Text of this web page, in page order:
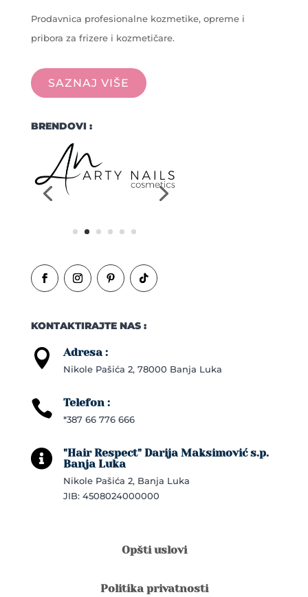
Prodavnica profesionalne kozmetike, opreme i
pribora za frizere i kozmetičare.
SAZNAJ VIŠE
BRENDOVI :
KONTAKTIRAJTE NAS :
 Adresa :
Nikole Pašića 2, 78000 Banja Luka
 Telefon :
*387 66 776 666

"Hair Respect" Darija Maksimović s.p.
Banja Luka
Nikole Pašića 2, Banja Luka
JIB: 4508024000000
Opšti uslovi
Politika privatnosti